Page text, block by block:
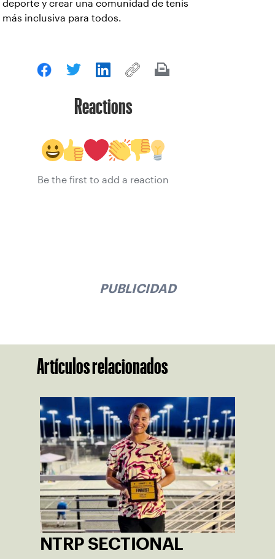
deporte y crear una comunidad de tenis
más inclusiva para todos.
Reactions
Be the first to add a reaction
PUBLICIDAD
Artículos relacionados
NTRP SECTIONAL